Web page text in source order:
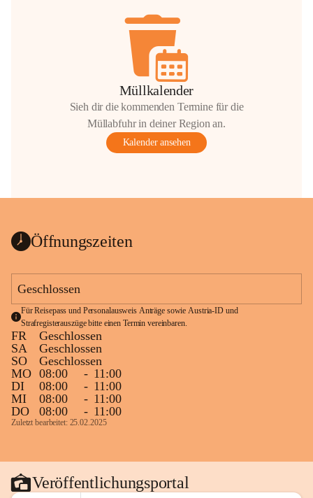
Müllkalender
Sieh dir die kommenden Termine für die
Müllabfuhr in deiner Region an.
Kalender ansehen
Öffnungszeiten
Geschlossen
Für Reisepass und Personalausweis Anträge sowie Austria-ID und
Strafregisterauszüge bitte einen Termin vereinbaren.
FR
Geschlossen
SA
Geschlossen
SO
Geschlossen
MO 08:00 - 11:00
DI
08:00 - 11:00
MI
08:00 - 11:00
DO
08:00 - 11:00
Zuletzt bearbeitet: 25.02.2025
Veröffentlichungsportal